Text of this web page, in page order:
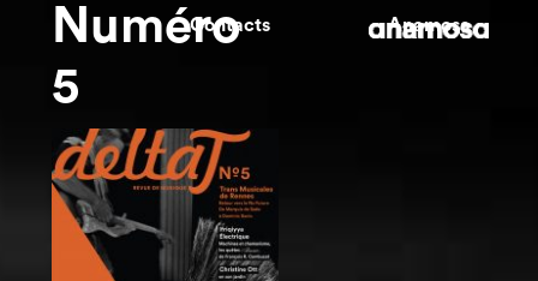
Contacts Anamosa
Numéro
5